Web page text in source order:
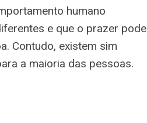
humano
e que o prazer pode
Contudo, existem sim
a maioria das pessoas.